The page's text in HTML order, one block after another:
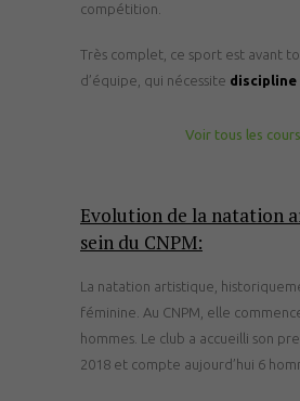
compétition.
Très complet, ce sport est avant
d’équipe, qui nécessite discipline
Voir tous les cours
Evolution de la natation
sein du CNPM:
La natation artistique,
féminine. Au CNPM, elle
hommes. Le club a accueilli son
2018 et compte aujourd’hui 6